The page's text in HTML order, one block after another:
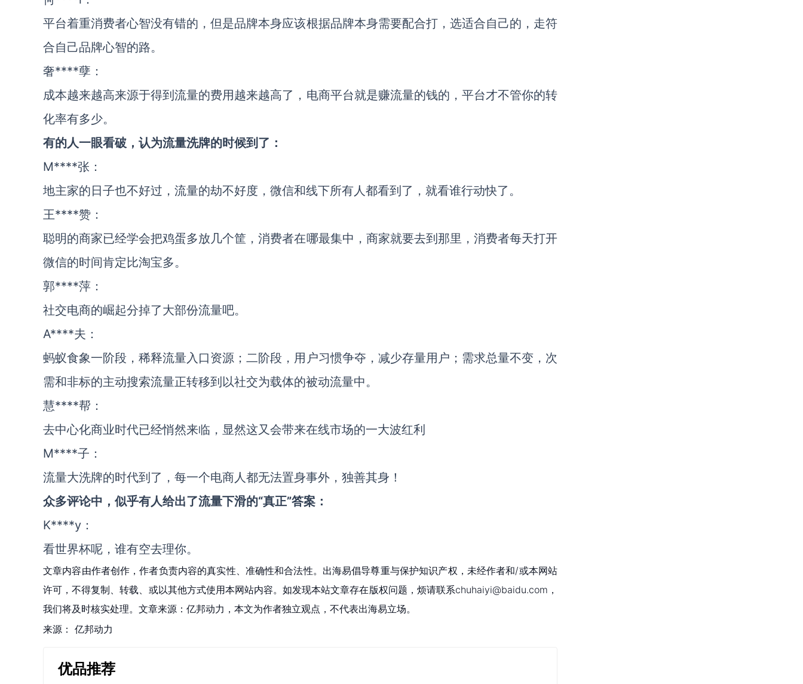
平台着重消费者心智没有错的，但是品牌本身应该根据品牌本身需要配合打，选适合自己的，走符
合自己品牌心智的路。
奢****孽：
成本越来越高来源于得到流量的费用越来越高了，电商平台就是赚流量的钱的，平台才不管你的转
化率有多少。
有的人一眼看破，认为流量洗牌的时候到了：
M****张：
地主家的日子也不好过，流量的劫不好度，微信和线下所有人都看到了，就看谁行动快了。
王****赞：
聪明的商家已经学会把鸡蛋多放几个筐，消费者在哪最集中，商家就要去到那里，消费者每天打开
微信的时间肯定比淘宝多。
郭****萍：
社交电商的崛起分掉了大部份流量吧。
A****夫：
蚂蚁食象一阶段，稀释流量入口资源；二阶段，用户习惯争夺，减少存量用户；需求总量不变，次
需和非标的主动搜索流量正转移到以社交为载体的被动流量中。
慧****帮：
去中心化商业时代已经悄然来临，显然这又会带来在线市场的一大波红利
M****子：
流量大洗牌的时代到了，每一个电商人都无法置身事外，独善其身！
众多评论中，似乎有人给出了流量下滑的“真正”答案：
K****y：
看世界杯呢，谁有空去理你。
文章内容由作者创作，作者负责内容的真实性、准确性和合法性。出海易倡导尊重与保护知识产权，未经作者和/或本网站
许可，不得复制、转载、或以其他方式使用本网站内容。如发现本站文章存在版权问题，烦请联系chuhaiyi@baidu.com，
我们将及时核实处理。文章来源：亿邦动力，本文为作者独立观点，不代表出海易立场。
来源： 亿邦动力
优品推荐